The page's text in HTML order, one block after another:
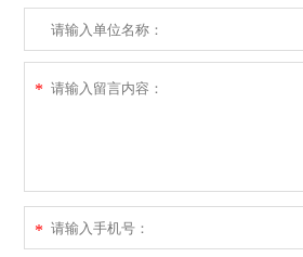
*
*